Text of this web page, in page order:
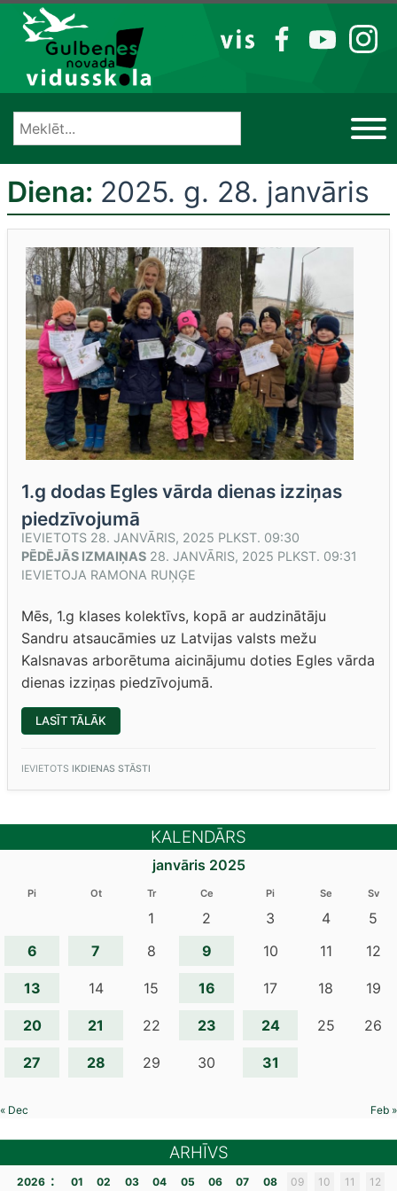
Izlaist
VIS
FB YT IG
Diena: 2025. g. 28. janvāris
1.g dodas Egles vārda dienas izziņas
piedzīvojumā
IEVIETOTS 28. JANVĀRIS, 2025 PLKST. 09:30
PĒDĒJĀS IZMAIŅAS 28. JANVĀRIS, 2025 PLKST. 09:31
IEVIETOJA RAMONA RUŅĢE
Mēs, 1.g klases kolektīvs, kopā ar audzinātāju
Sandru atsaucāmies uz Latvijas valsts mežu
Kalsnavas arborētuma aicinājumu doties Egles vārda
dienas izziņas piedzīvojumā.
LASĪT TĀLĀK
DODAS
DIENAS
PIEDZĪVOJUMĀ”
IEVIETOTS IKDIENAS STĀSTI
KALENDĀRS
janvāris 2025
Pi Ot Tr Ce Pi Se Sv
1 2 3 4
5
6
7 8 9 10 11 12
13 14 15 16 17 18 19
20 21 22 23 24 25 26
27 28 29 30 31
« Dec Feb »
ARHĪVS
2026 : 01 02 03 04 05 06 07 08 09 10 11 12